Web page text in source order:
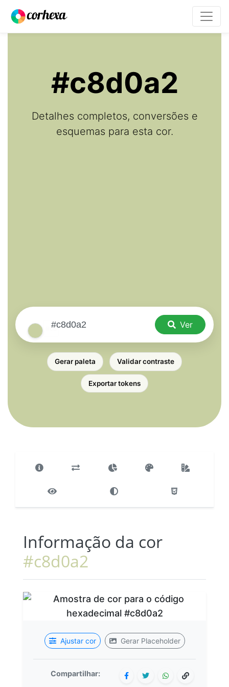
#c8d0a2
Detalhes completos, conversões e
esquemas para esta cor.
Ver
Gerar paleta Validar contraste
Exportar tokens
Informação da cor
#c8d0a2
Ajustar cor Gerar Placeholder
Compartilhar: